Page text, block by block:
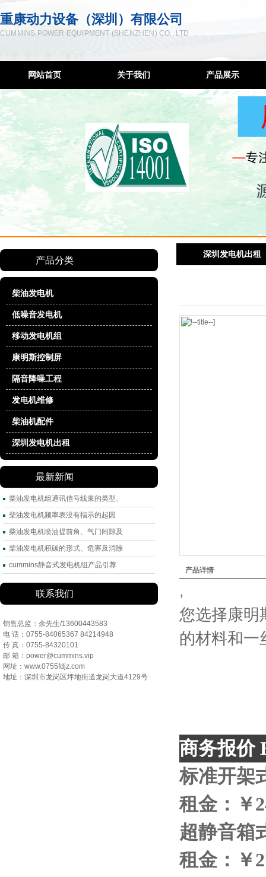
重康动力设备（深圳）有限公司
CUMMINS POWER EQUIPMENT (SHENZHEN) CO., LTD
网站首页 关于我们
联系方式
服务宗旨
售后网络
产品展示
柴油发电机
低噪音发电机
移动发电机组
康明斯控制屏
隔音降噪工程
柴油机配件
深圳发电机出租
产品分类
柴油发电机
低噪音发电机
移动发电机组
康明斯控制屏
隔音降噪工程
发电机维修
柴油机配件
深圳发电机出租
最新新闻
柴油发电机组通讯信号线束的类型、
柴油发电机频率表没有指示的起因
柴油发电机喷油提前角、气门间隙及
柴油发电机积碳的形式、危害及消除
cummins静音式发电机组产品引荐
联系我们
销售总监：余先生/13600443583
电 话：0755-84065367 84214948
传 真：0755-84320101
邮 箱：power@cummins.vip
网址：www.0755fdjz.com
地址：深圳市龙岗区坪地街道龙岗大道4129号
深圳发电机出租
产品详情
,
您选择康明
的材料和一
商务报价
标准开架
租金：
超静音箱
租金：